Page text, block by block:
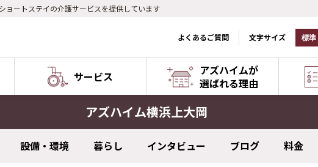
ョートステイの介護サービスを提供しています
よくあるご質問 文字サイズ 標準
サービス
アズハイムが
選ばれる理由
アズハイム横浜上大岡
設備・環境 暮らし インタビュー ブログ 料金